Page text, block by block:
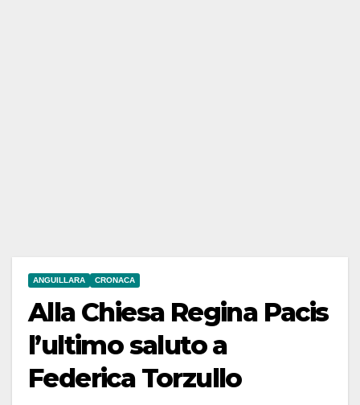
ANGUILLARA CRONACA
Alla Chiesa Regina Pacis
l’ultimo saluto a
Federica Torzullo